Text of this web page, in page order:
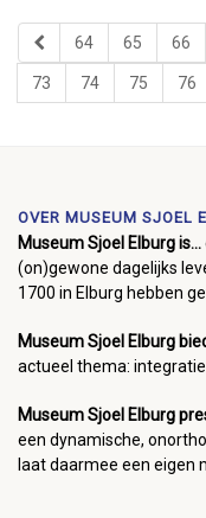
64 65 66
73 74 75 76
OVER MUSEUM SJOEL
Museum Sjoel Elburg is...
(on)gewone dagelijks
1700 in Elburg hebben
Museum Sjoel Elburg
actueel thema:
Museum Sjoel Elburg
een dynamische,
laat daarmee een eigen